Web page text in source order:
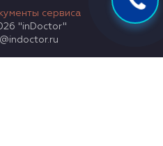
сервиса
"inDoctor"